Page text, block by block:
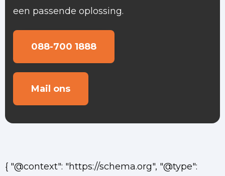
een passende oplossing.
088-700 1888
Mail ons
{ "@context": "https://schema.org", "@type":